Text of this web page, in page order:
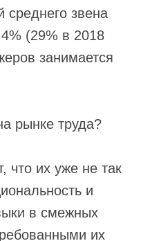
среднего звена
(29% в 2018
занимается
рынке труда?
что их уже не так
и
в смежных
их